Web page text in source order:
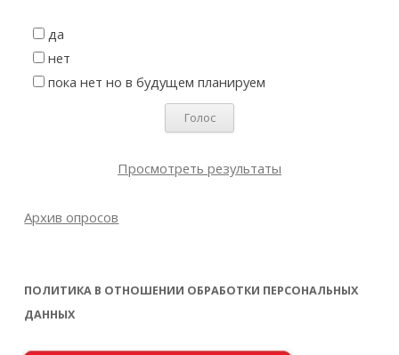
да
нет
пока нет но в будущем планируем
Просмотреть результаты
Архив опросов
ПОЛИТИКА В ОТНОШЕНИИ ОБРАБОТКИ ПЕРСОНАЛЬНЫХ
ДАННЫХ